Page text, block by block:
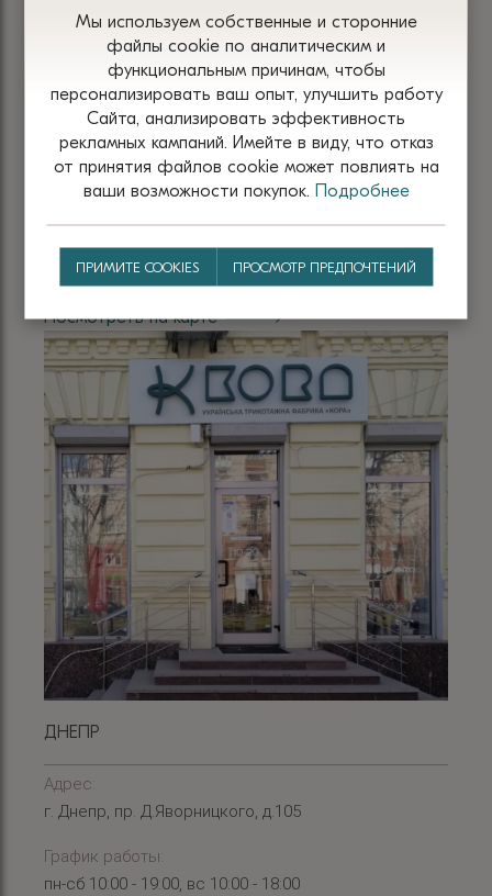
Адрес:
г. Киев, ул. Жилянская/Паньковская, д. 82/20Б
График работы:
Телефон:
+38 066 505 99 64 +38 098 201 73 86
Посмотреть на карте
ДНЕПР
Адрес:
г. Днепр, пр. Д.Яворницкого, д.105
График работы:
пн-сб 10:00 - 19:00, вс 10:00 - 18:00
Мы используем собственные и сторонние
файлы сооkіе по аналитическим и
функциональным причинам, чтобы
персонализировать ваш опыт, улучшить работу
Сайта, анализировать эффективность
рекламных кампаний. Имейте в виду, что отказ
от принятия файлов сооkіе может повлиять на
ваши возможности покупок. Подробнее
ПРИМИТЕ COOKIES ПРОСМОТР ПРЕДПОЧТЕНИЙ